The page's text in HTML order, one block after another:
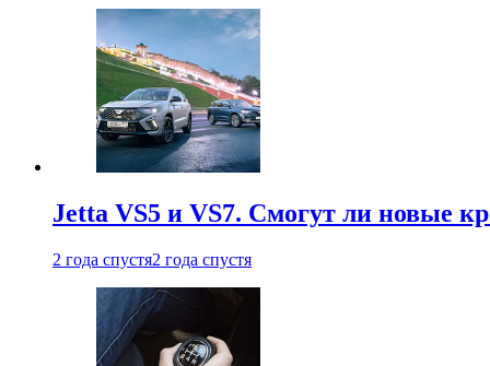
Jetta VS5 и VS7. Смогут ли новые
2 года спустя2 года спустя